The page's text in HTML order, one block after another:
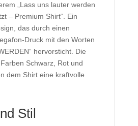
„Lass uns lauter werden
– Premium Shirt“. Ein
das durch einen
Druck mit den Worten
hervorsticht. Die
Schwarz, Rot und
dem Shirt eine kraftvolle
Stil